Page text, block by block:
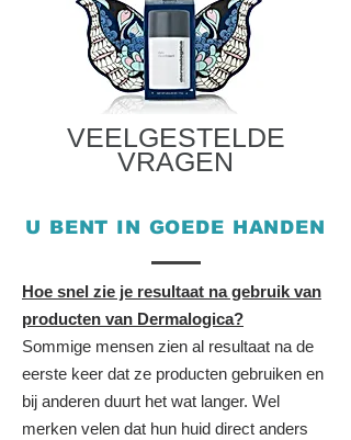
Hoe snel zie je resultaat na gebruik van
producten van Dermalogica?
Sommige mensen zien al resultaat na de
eerste keer dat ze producten gebruiken en
bij anderen duurt het wat langer. Wel
merken velen dat hun huid direct anders
U BENT IN GOEDE HANDEN
VEELGESTELDE
VRAGEN